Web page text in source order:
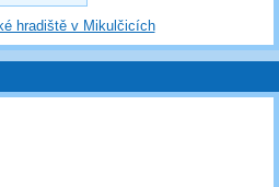
hradiště v Mikulčicích